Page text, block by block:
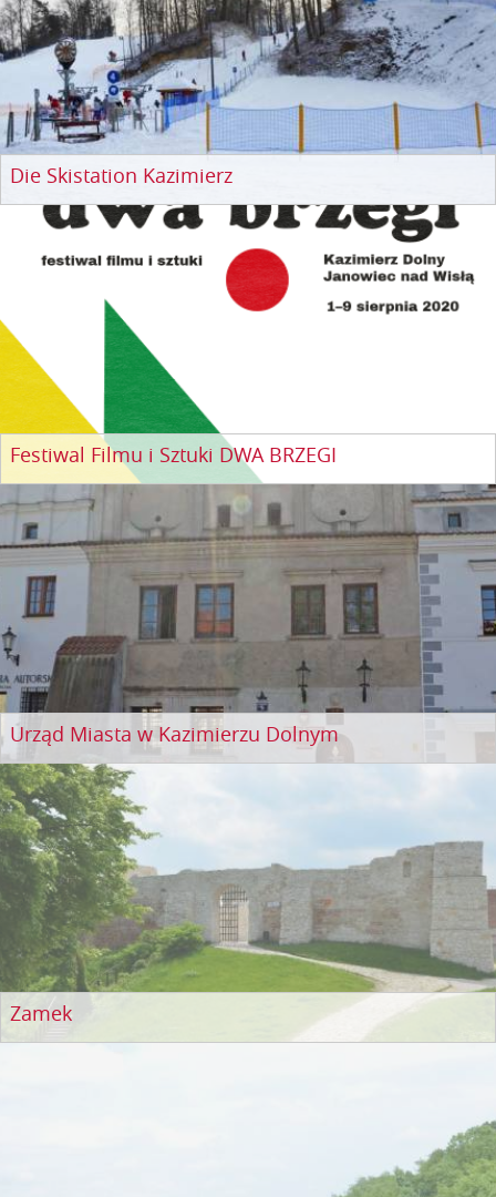
Die Skistation Kazimierz
Festiwal Filmu i Sztuki DWA BRZEGI
Urząd Miasta w Kazimierzu Dolnym
Zamek